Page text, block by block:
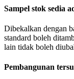
Sampel stok sedia
Dibekalkan dengan
standard boleh
lain tidak boleh
Pembangunan